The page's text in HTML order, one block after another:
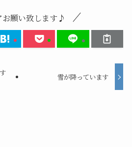
お願い致します♪
す
雪が降っています